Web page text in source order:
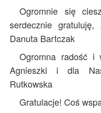
Ogromnie się
serdecznie
Danuta Bartczak
Ogromna radość i
Agnieszki i dla
Rutkowska
Gratulacje! Coś